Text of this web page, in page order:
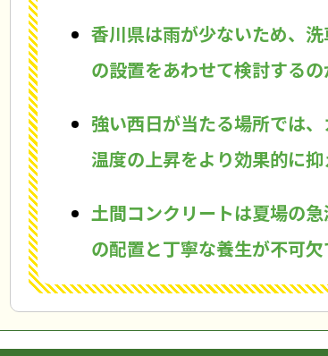
香川県は雨が少ないため、
の設置をあわせて検討するの
強い西日が当たる場所では
温度の上昇をより効果的に抑
土間コンクリートは夏場の
の配置と丁寧な養生が不可欠